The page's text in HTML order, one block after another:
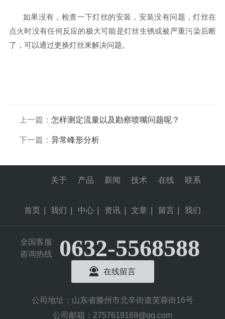
如果没有，检查一下灯丝的安装，安装没有问题，灯丝在
点火时没有任何反应的极大可能是灯丝生锈或被严重污染后断
了，可以通过更换灯丝来解决问题。
上一篇： 怎样测定流量以及勘察喷嘴问题呢？
下一篇： 异常峰形分析
首页
关于
我们
产品
中心
新闻
资讯
技术
文章
在线
留言
联系
我们
全国客服
咨询热线
0632-5568588
在线留言
公司地址：山东省滕州市北辛街道芙蓉街16号
公司邮箱：2757619169@qq.com